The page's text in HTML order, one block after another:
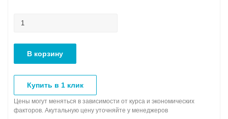
В корзину
Купить в 1 клик
Цены могут меняться в зависимости от курса и экономических
факторов. Акутальную цену уточняйте у менеджеров